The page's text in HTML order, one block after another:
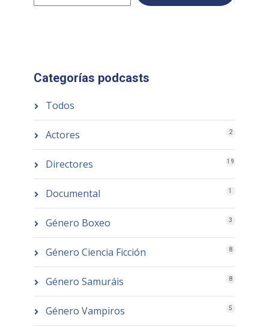
Categorías podcasts
Todos
Actores 2
Directores 19
Documental 1
Género Boxeo 3
Género Ciencia Ficción 8
Género Samuráis 8
Género Vampiros 5